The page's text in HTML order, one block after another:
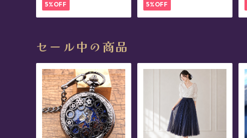
5%OFF 5%OFF
セール中の商品